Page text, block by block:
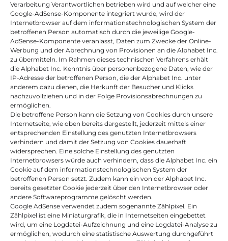
Verarbeitung Verantwortlichen betrieben wird und auf welcher eine
Google-AdSense-Komponente integriert wurde, wird der
Internetbrowser auf dem informationstechnologischen System der
betroffenen Person automatisch durch die jeweilige Google-
AdSense-Komponente veranlasst, Daten zum Zwecke der Online-
Werbung und der Abrechnung von Provisionen an die Alphabet Inc.
zu übermitteln. Im Rahmen dieses technischen Verfahrens erhält
die Alphabet Inc. Kenntnis über personenbezogene Daten, wie der
IP-Adresse der betroffenen Person, die der Alphabet Inc. unter
anderem dazu dienen, die Herkunft der Besucher und Klicks
nachzuvollziehen und in der Folge Provisionsabrechnungen zu
ermöglichen.
Die betroffene Person kann die Setzung von Cookies durch unsere
Internetseite, wie oben bereits dargestellt, jederzeit mittels einer
entsprechenden Einstellung des genutzten Internetbrowsers
verhindern und damit der Setzung von Cookies dauerhaft
widersprechen. Eine solche Einstellung des genutzten
Internetbrowsers würde auch verhindern, dass die Alphabet Inc. ein
Cookie auf dem informationstechnologischen System der
betroffenen Person setzt. Zudem kann ein von der Alphabet Inc.
bereits gesetzter Cookie jederzeit über den Internetbrowser oder
andere Softwareprogramme gelöscht werden.
Google AdSense verwendet zudem sogenannte Zählpixel. Ein
Zählpixel ist eine Miniaturgrafik, die in Internetseiten eingebettet
wird, um eine Logdatei-Aufzeichnung und eine Logdatei-Analyse zu
ermöglichen, wodurch eine statistische Auswertung durchgeführt